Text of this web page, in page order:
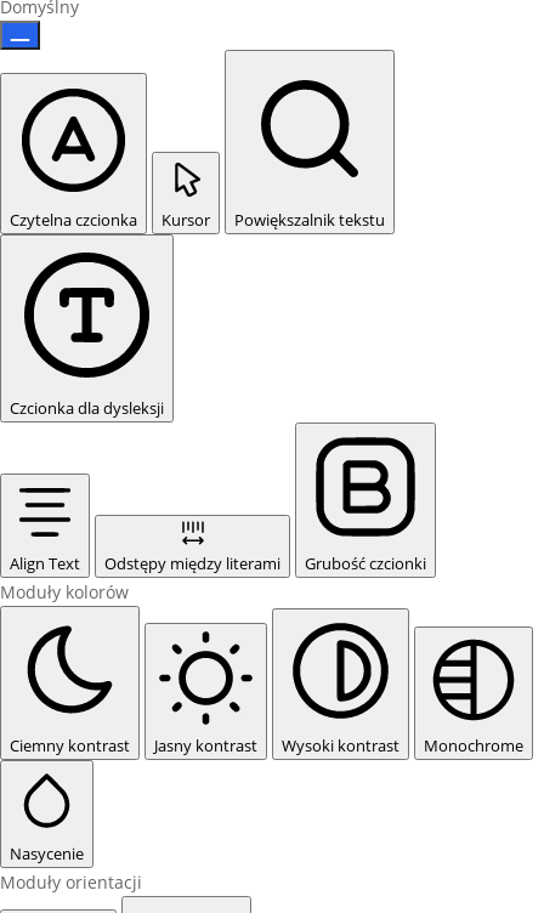
Domyślny
Czytelna czcionka Kursor Powiększalnik tekstu
Czcionka dla dysleksji
Align Text Odstępy między literami Grubość czcionki
Moduły kolorów
Ciemny kontrast Jasny kontrast Wysoki kontrast Monochrome
Nasycenie
Moduły orientacji